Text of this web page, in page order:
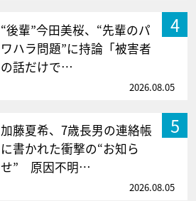
4
“後輩”今田美桜、“先輩のパ
ワハラ問題”に持論「被害者
の話だけで…
2026.08.05
5
加藤夏希、7歳長男の連絡帳
に書かれた衝撃の“お知ら
せ” 原因不明…
2026.08.05